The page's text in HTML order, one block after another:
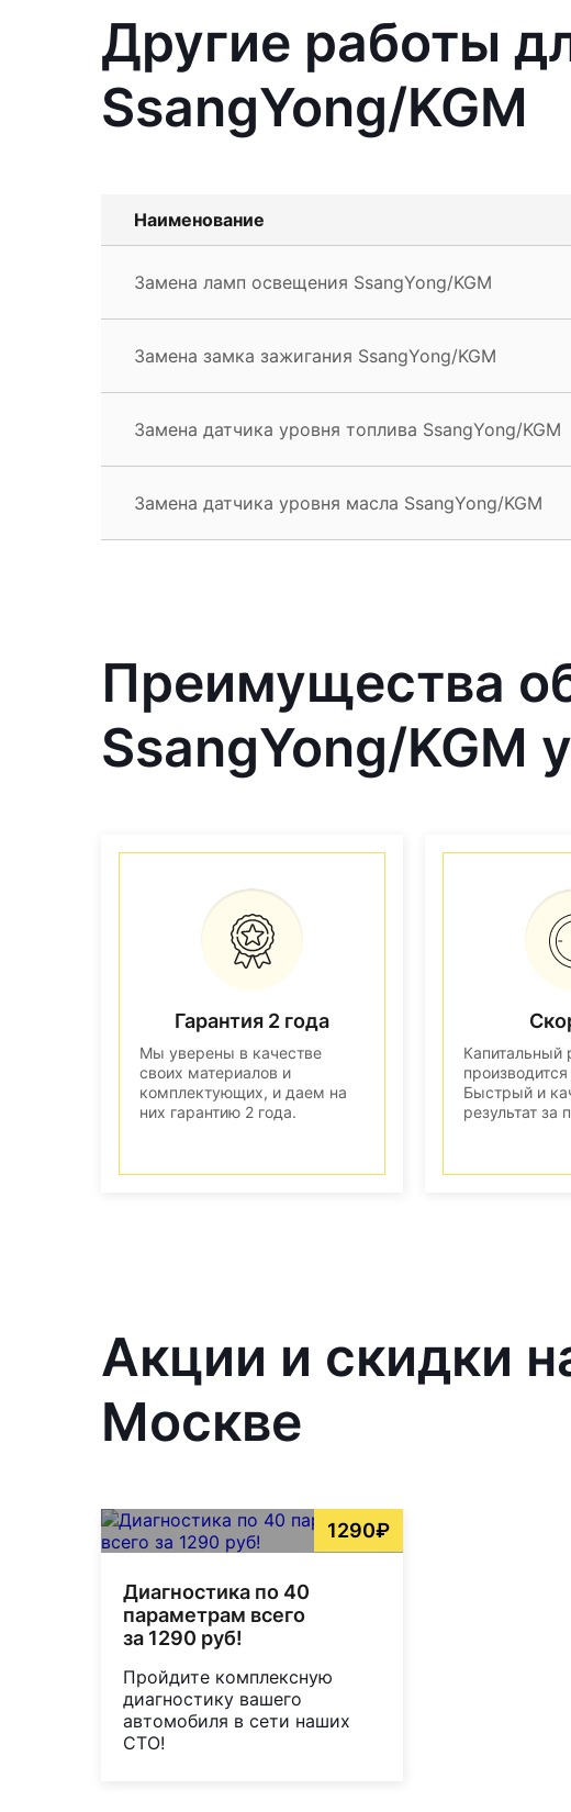
Другие работы
SsangYong/KGM
Наименование
Замена ламп освещения SsangYong/KGM
Замена замка зажигания SsangYong/KGM
Замена датчика уровня топлива SsangYong/KGM
Замена датчика уровня масла SsangYong/KGM
Преимущества
SsangYong/KGM
Гарантия 2 года
Мы уверены в качестве
своих материалов и
комплектующих, и даем на
них гарантию 2 года.
Капитальный
Быстрый и
результат за
Акции и скидки
Москве
1290₽
Диагностика по 40
параметрам всего
за 1290 руб!
Пройдите комплексную
диагностику вашего
автомобиля в сети наших
СТО!